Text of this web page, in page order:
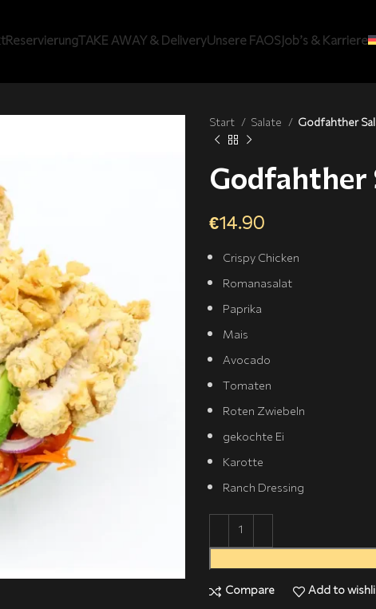
ReservierungTAKE AWAY & DeliveryUnsere FAQSJob’s & Karriere
Start Salate Godfahther
Godfahther
€14.90
Crispy Chicken
Romanasalat
Paprika
Mais
Avocado
Tomaten
Roten Zwiebeln
gekochte Ei
Karotte
Ranch Dressing
Compare
Add to